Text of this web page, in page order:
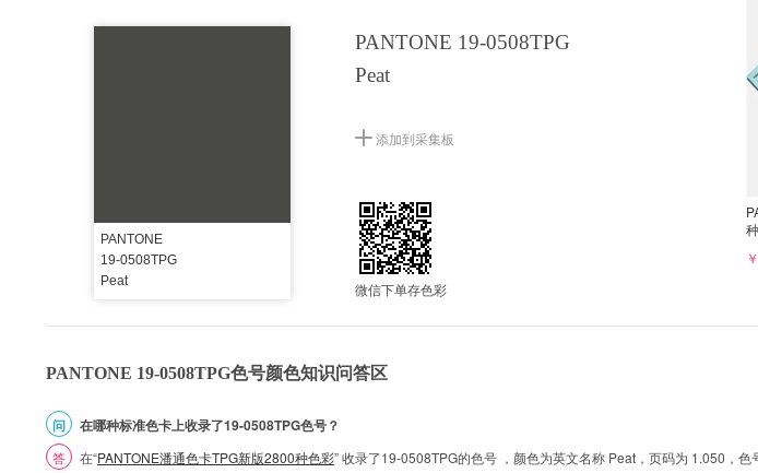
PANTONE
19-0508TPG
Peat
PANTONE 19-0508TPG
Peat
添加到采集板
微信下单存色彩
PANTONE 19-0508TPG色号颜色知识问答区
问 在哪种标准色卡上收录了19-0508TPG色号？
答 在“PANTONE潘通色卡TPG新版2800种色彩” 收录了19-0508TPG的色号 ，颜色为英文名称 Peat，页码为 1.050，